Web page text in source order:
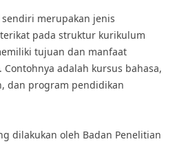
merupakan jenis
pada struktur kurikulum
tujuan dan manfaat
adalah kursus bahasa,
dan program pendidikan
dilakukan oleh Badan Penelitian